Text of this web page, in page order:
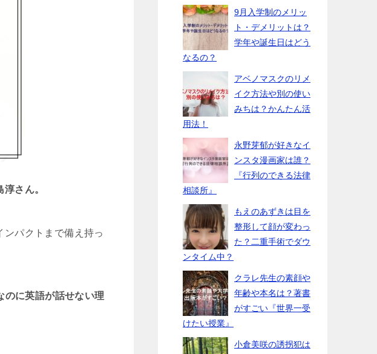
淳さん。
ンパクトまで備え持っ
のに英語が話せない理
9月入学制のメリッ
ト・デメリットは？
学年や誕生日はどう
なるの？
アベノマスクのリメ
イク方法や別の使い
みちは？かんたん活
用法！
永野芽郁が好きなイ
ンスタ漫画家は誰？
『行列のできる法律
相談所』
もえのあずきは目を
整形して顔が変わっ
た？二重手術でダウ
ンタイム中？
クラレ先生の素顔や
年齢や本名は？著書
がすごい『世界一受
けたい授業』
小倉美咲の誘拐犯は